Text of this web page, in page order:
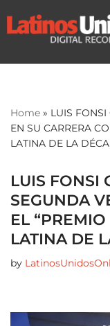
Skip
Home » LUIS
EN SU CARRERA
LATINA DE LA
LUIS FONSI
SEGUNDA
EL
LATINA DE
by